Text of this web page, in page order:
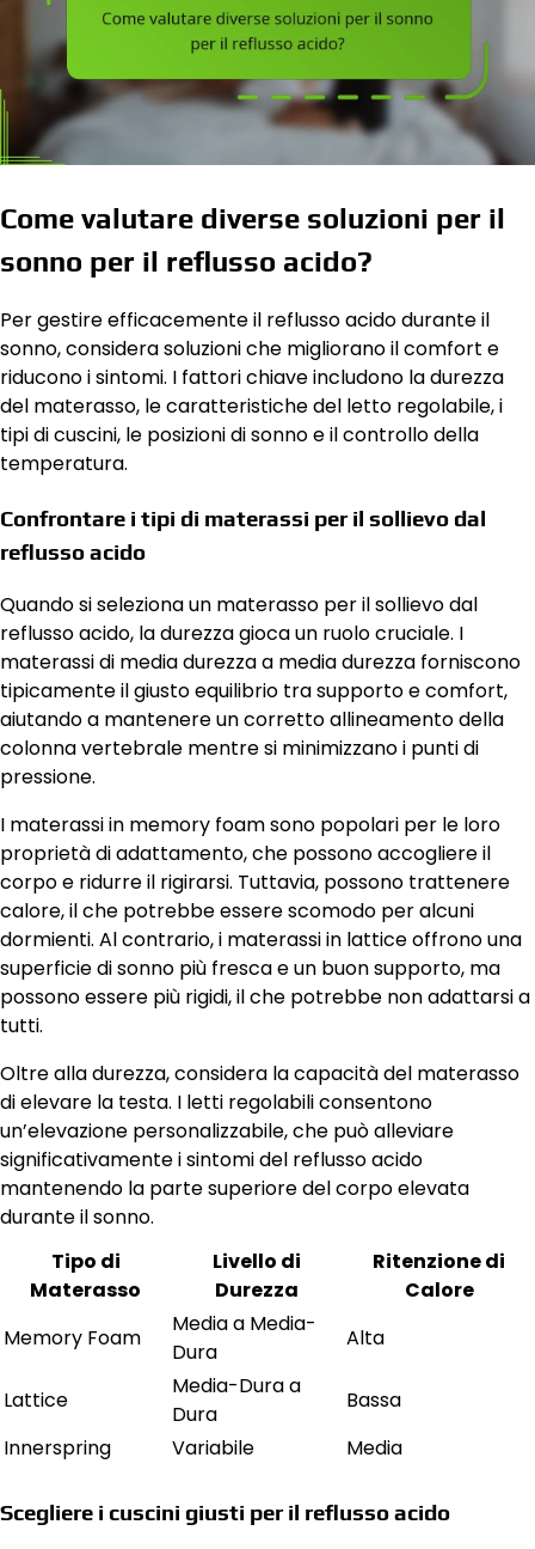
Come valutare diverse soluzioni per il
sonno per il reflusso acido?
Per gestire efficacemente il reflusso acido durante il
sonno, considera soluzioni che migliorano il comfort e
riducono i sintomi. I fattori chiave includono la durezza
del materasso, le caratteristiche del letto regolabile, i
tipi di cuscini, le posizioni di sonno e il controllo della
temperatura.
Confrontare i tipi di materassi per il sollievo dal
reflusso acido
Quando si seleziona un materasso per il sollievo dal
reflusso acido, la durezza gioca un ruolo cruciale. I
materassi di media durezza a media durezza forniscono
tipicamente il giusto equilibrio tra supporto e comfort,
aiutando a mantenere un corretto allineamento della
colonna vertebrale mentre si minimizzano i punti di
pressione.
I materassi in memory foam sono popolari per le loro
proprietà di adattamento, che possono accogliere il
corpo e ridurre il rigirarsi. Tuttavia, possono trattenere
calore, il che potrebbe essere scomodo per alcuni
dormienti. Al contrario, i materassi in lattice offrono una
superficie di sonno più fresca e un buon supporto, ma
possono essere più rigidi, il che potrebbe non adattarsi a
tutti.
Oltre alla durezza, considera la capacità del materasso
di elevare la testa. I letti regolabili consentono
un’elevazione personalizzabile, che può alleviare
significativamente i sintomi del reflusso acido
mantenendo la parte superiore del corpo elevata
durante il sonno.
Tipo di
Materasso
Livello di
Durezza
Ritenzione di
Calore
Memory Foam
Media a Media-
Dura
Alta
Lattice
Media-Dura a
Dura
Bassa
Innerspring
Variabile Media
Scegliere i cuscini giusti per il reflusso acido